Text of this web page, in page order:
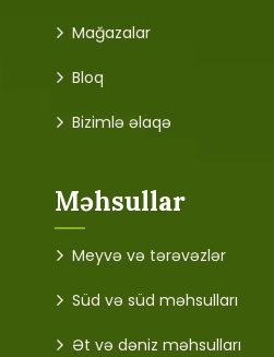
Mağazalar
Bloq
Bizimlə əlaqə
Məhsullar
Meyvə və tərəvəzlər
Süd və süd məhsulları
Ət və dəniz məhsulları